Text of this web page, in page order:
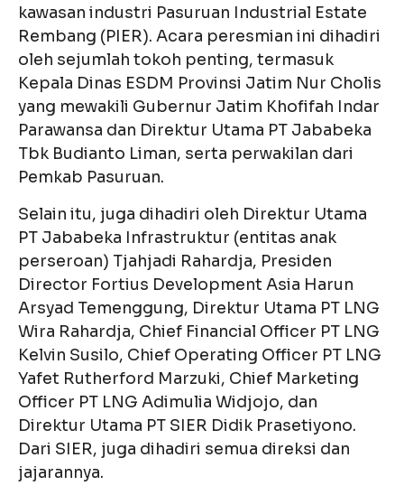
kawasan industri Pasuruan Industrial Estate
Rembang (PIER). Acara peresmian ini dihadiri
oleh sejumlah tokoh penting, termasuk
Kepala Dinas ESDM Provinsi Jatim Nur Cholis
yang mewakili Gubernur Jatim Khofifah Indar
Parawansa dan Direktur Utama PT Jababeka
Tbk Budianto Liman, serta perwakilan dari
Pemkab Pasuruan.
Selain itu, juga dihadiri oleh Direktur Utama
PT Jababeka Infrastruktur (entitas anak
perseroan) Tjahjadi Rahardja, Presiden
Director Fortius Development Asia Harun
Arsyad Temenggung, Direktur Utama PT LNG
Wira Rahardja, Chief Financial Officer PT LNG
Kelvin Susilo, Chief Operating Officer PT LNG
Yafet Rutherford Marzuki, Chief Marketing
Officer PT LNG Adimulia Widjojo, dan
Direktur Utama PT SIER Didik Prasetiyono.
Dari SIER, juga dihadiri semua direksi dan
jajarannya.